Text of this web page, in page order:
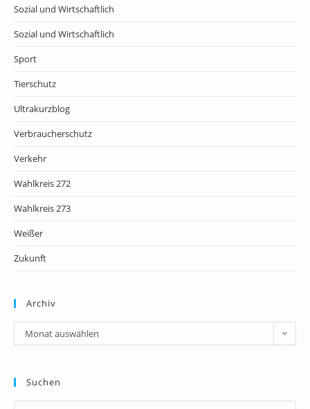
Sozial und Wirtschaftlich
Sozial und Wirtschaftlich
Sport
Tierschutz
Ultrakurzblog
Verbraucherschutz
Verkehr
Wahlkreis 272
Wahlkreis 273
Weißer
Zukunft
Archiv
Archiv
Monat auswählen
Suchen